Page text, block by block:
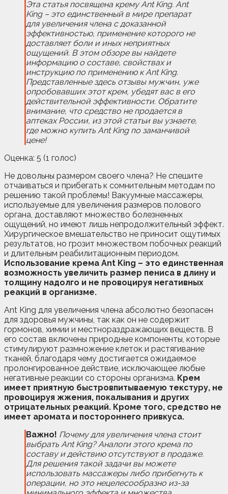
Эта статья посвящена крему Ant King. Ant
King – это единственный в мире препарат
для увеличения члена с доказанной
эффективностью, применение которого не
доставляет боли и иных неприятных
ощущений. В этом обзоре вы найдете
информацию о составе, свойствах и
инструкцию по применению к Ant King.
Представленные здесь отзывы мужчин, уже
опробовавших этот крем, убедят вас в его
действительной эффективности. Обратите
внимание, что средство не продается в
аптеках России, из этой статьи вы узнаете,
где можно купить Ant King по заманчивой
цене!
Оценка: 5 (1 голос)
Не довольны размером своего члена? Не спешите
отчаиваться и прибегать к сомнительным методам по
решению такой проблемы! Вакуумные массажеры,
используемые для увеличения размеров полового
органа, доставляют множество болезненных
ощущений, но имеют лишь непродолжительный эффект.
Хирургическое вмешательство не приносит ощутимых
результатов, но грозит множеством побочных реакций
и длительным реабилитационным периодом.
Использование крема Ant King – это единственная
возможность увеличить размер пениса в длину и
толщину надолго и не провоцируя негативных
реакций в организме.
Ant King для увеличения члена абсолютно безопасен
для здоровья мужчины, так как он не содержит
гормонов, химии и местнораздражающих веществ. В
его состав включены природные компоненты, которые
стимулируют размножение клеток и растягивание
тканей, благодаря чему достигается ожидаемое
пролонгированное действие, исключающее любые
негативные реакции со стороны организма. Крем
имеет приятную быстровпитываемую текстуру, не
провоцируя жжения, покалывания и других
отрицательных реакций. Кроме того, средство не
имеет аромата и постороннего привкуса.
Важно! Почему для увеличения члена стоит
выбрать Ant King? Аналоги этого крема по
составу и действию отсутствуют в продаже.
Для решения такой задачи вы можете
использовать массажеры либо прибегнуть к
операции, но это нецелесообразно из-за